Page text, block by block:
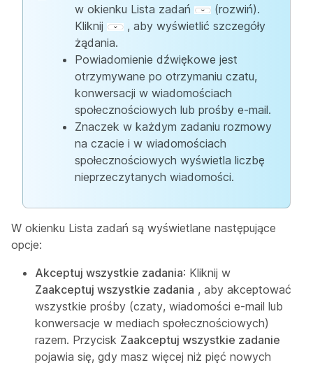
w okienku Lista zadań
(rozwiń).
Kliknij
, aby wyświetlić szczegóły
żądania.
Powiadomienie dźwiękowe jest
otrzymywane po otrzymaniu czatu,
konwersacji w wiadomościach
społecznościowych lub prośby e-mail.
Znaczek w każdym zadaniu rozmowy
na czacie i w wiadomościach
społecznościowych wyświetla liczbę
nieprzeczytanych wiadomości.
W okienku Lista zadań są wyświetlane następujące
opcje:
Akceptuj wszystkie zadania: Kliknij w
Zaakceptuj wszystkie zadania , aby akceptować
wszystkie prośby (czaty, wiadomości e-mail lub
konwersacje w mediach społecznościowych)
razem. Przycisk Zaakceptuj wszystkie zadanie
pojawia się, gdy masz więcej niż pięć nowych